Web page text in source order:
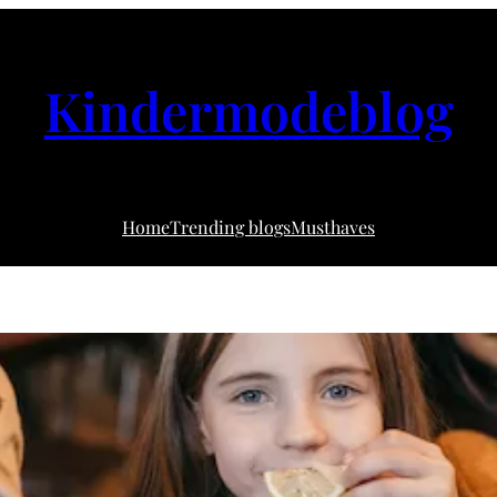
Kindermodeblog
HomeTrending blogsMusthaves